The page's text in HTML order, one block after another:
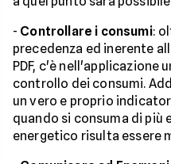
- Controllare i consumi:
precedenza ed inerente
PDF, c'è nell'applicazione
controllo dei consumi.
un vero e proprio
quando si consuma di più
energetico risulta essere